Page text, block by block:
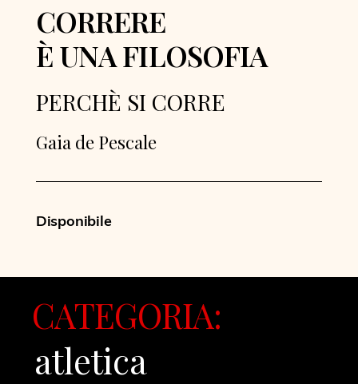
CORRERE
È UNA FILOSOFIA
PERCHÈ SI CORRE
Gaia de Pescale
Disponibile
CATEGORIA:
atletica